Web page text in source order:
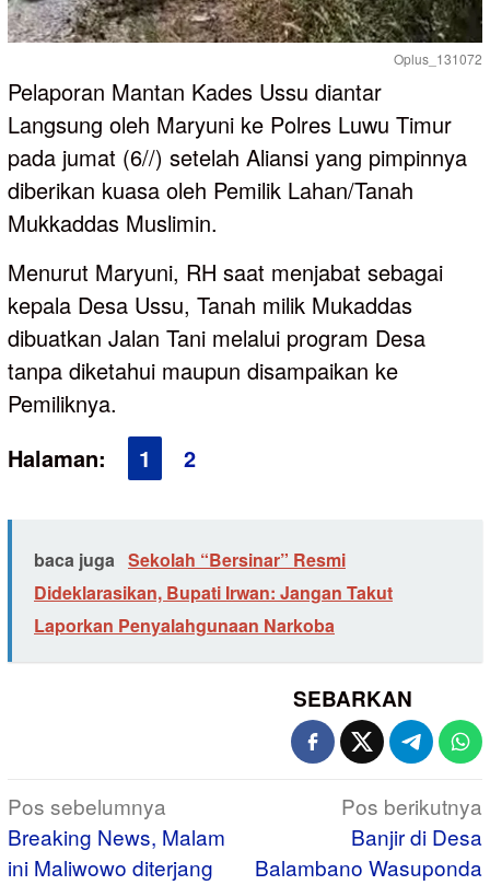
Oplus_131072
Pelaporan Mantan Kades Ussu diantar
Langsung oleh Maryuni ke Polres Luwu Timur
pada jumat (6//) setelah Aliansi yang pimpinnya
diberikan kuasa oleh Pemilik Lahan/Tanah
Mukkaddas Muslimin.
Menurut Maryuni, RH saat menjabat sebagai
kepala Desa Ussu, Tanah milik Mukaddas
dibuatkan Jalan Tani melalui program Desa
tanpa diketahui maupun disampaikan ke
Pemiliknya.
Halaman:
1 2
baca juga Sekolah “Bersinar” Resmi
Dideklarasikan, Bupati Irwan: Jangan Takut
Laporkan Penyalahgunaan Narkoba
SEBARKAN
Navigasi
pos
Pos sebelumnya
Breaking News, Malam
ini Maliwowo diterjang
Pos berikutnya
Banjir di Desa
Balambano Wasuponda